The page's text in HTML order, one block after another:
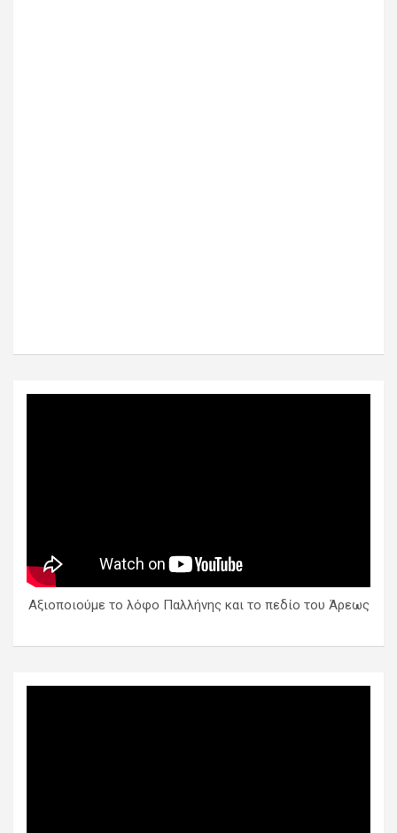
Αξιοποιούμε το λόφο Παλλήνης και το πεδίο του Άρεως